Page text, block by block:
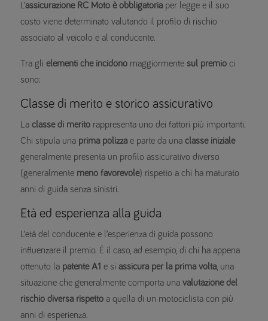
L’assicurazione RC Moto è obbligatoria per legge e il suo
costo viene determinato valutando il profilo di rischio
associato al veicolo e al conducente.
Tra gli elementi che incidono maggiormente sul premio ci
sono:
Classe di merito e storico assicurativo
La classe di merito rappresenta uno dei fattori più importanti.
Chi stipula una prima polizza e parte da una classe iniziale
generalmente presenta un profilo assicurativo diverso
(generalmente meno favorevole) rispetto a chi ha maturato
anni di guida senza sinistri.
Età ed esperienza alla guida
L’età del conducente e l’esperienza di guida possono
influenzare il premio. È il caso, ad esempio, di chi ha appena
ottenuto la patente A1 e si assicura per la prima volta , una
situazione che generalmente comporta una valutazione del
rischio diversa rispetto a quella di un motociclista con più
anni di esperienza.